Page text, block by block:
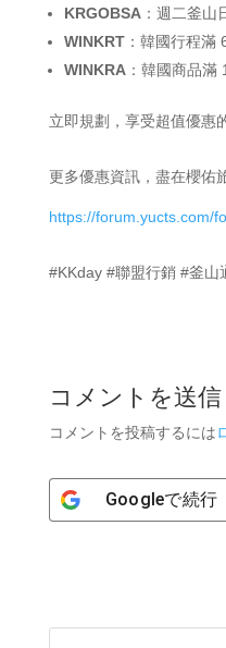
KRGOBSA：週二釜山
WINKRT：韓國行程滿
WINKRA：韓國商品滿
立即規劃，享受超值優惠
更多優惠資訊，盡在櫻佑
https://forum.yucts.com/
#KKday #聯盟行銷 #釜山
コメントを送信
コメントを投稿するには
Googleで続行